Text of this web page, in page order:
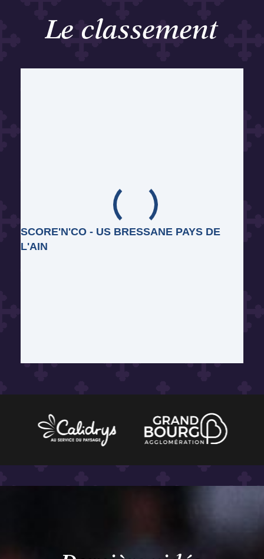
Le classement
SCORE'N'CO - US BRESSANE PAYS DE
L'AIN